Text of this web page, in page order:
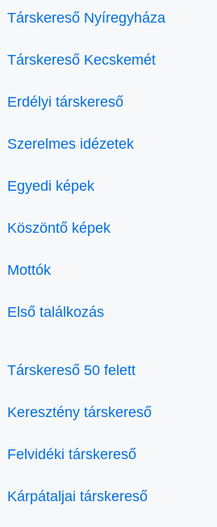
Társkereső Nyíregyháza
Társkereső Kecskemét
Erdélyi társkereső
Szerelmes idézetek
Egyedi képek
Köszöntő képek
Mottók
Első találkozás
Társkereső 50 felett
Keresztény társkereső
Felvidéki társkereső
Kárpátaljai társkereső